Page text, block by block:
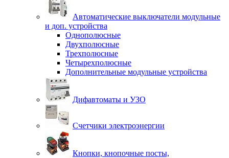
Автоматические выключатели модульные
и доп. устройства
Однополюсные
Двухполюсные
Трехполюсные
Четырехполюсные
Дополнительные модульные устройства
Дифавтоматы и УЗО
Счетчики электроэнергии
Кнопки, кнопочные посты,